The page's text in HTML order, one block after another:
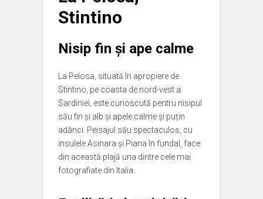
Stintino
Nisip fin și ape calme
La Pelosa, situată în apropiere de
Stintino, pe coasta de nord-vest a
Sardiniei, este cunoscută pentru nisipul
său fin și alb și apele calme și puțin
adânci. Peisajul său spectaculos, cu
insulele Asinara și Piana în fundal, face
din această plajă una dintre cele mai
fotografiate din Italia.